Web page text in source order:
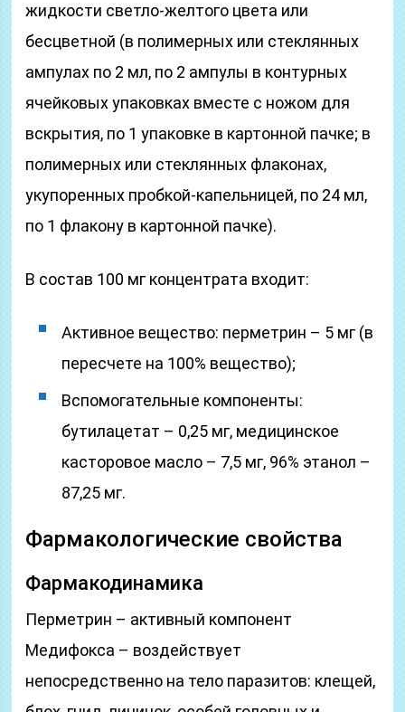
жидкости светло-желтого цвета или
бесцветной (в полимерных или стеклянных
ампулах по 2 мл, по 2 ампулы в контурных
ячейковых упаковках вместе с ножом для
вскрытия, по 1 упаковке в картонной пачке; в
полимерных или стеклянных флаконах,
укупоренных пробкой-капельницей, по 24 мл,
по 1 флакону в картонной пачке).
В состав 100 мг концентрата входит:
Активное вещество: перметрин – 5 мг (в
пересчете на 100% вещество);
Вспомогательные компоненты:
бутилацетат – 0,25 мг, медицинское
касторовое масло – 7,5 мг, 96% этанол –
87,25 мг.
Фармакологические свойства
Фармакодинамика
Перметрин – активный компонент
Медифокса – воздействует
непосредственно на тело паразитов: клещей,